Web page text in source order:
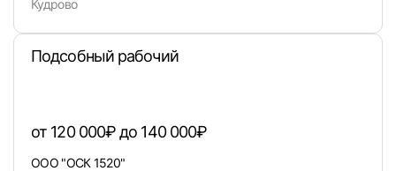
Кудрово
Подсобный рабочий
от 120 000₽ до 140 000₽
ООО "ОСК 1520"